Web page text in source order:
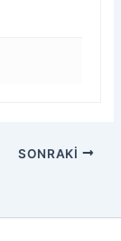
SONRAKI